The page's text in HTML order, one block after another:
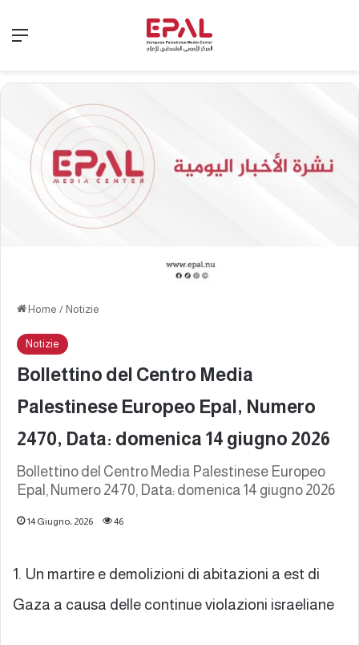
Home / Notizie
Notizie
Bollettino del Centro Media
Palestinese Europeo Epal, Numero
2470, Data: domenica 14 giugno 2026
Bollettino del Centro Media Palestinese Europeo
Epal, Numero 2470, Data: domenica 14 giugno 2026
14 Giugno، 2026 46
1. Un martire e demolizioni di abitazioni a est di
Gaza a causa delle continue violazioni israeliane